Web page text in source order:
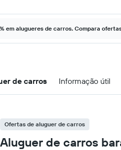
em alugueres de carros. Compara
de carros Informação útil
Ofertas de aluguer de carros
Aluguer de carros